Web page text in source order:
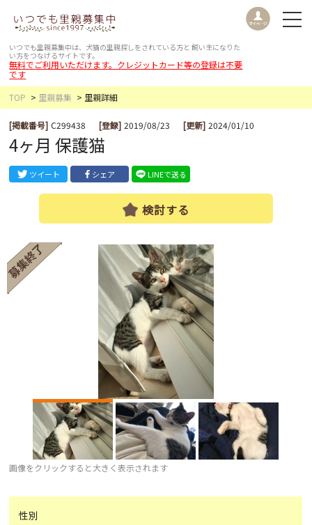
いつでも里親募集中は、犬猫の里親探しをされている方と 飼い主になりた
い方をつなげるサイトです。
無料でご利用いただけます。クレジットカード等の登録は不要
です
TOP
里親募集 里親詳細
[掲載番号] C299438 [登録] 2019/08/23 [更新] 2024/01/10
4ヶ月 保護猫
ツイート シェア LINEで送る
検討する
画像をクリックすると大きく表示されます
性別